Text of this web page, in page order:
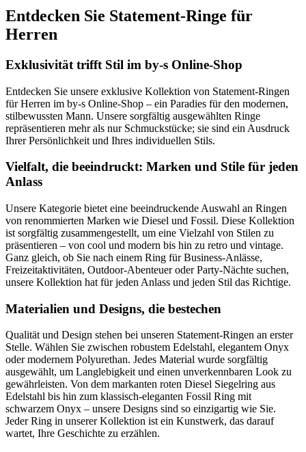
weist
mehrere
Die
Optionen
auf
der
Produktseite
gewählt
werden
Entdecken Sie Statement-Ringe für
Herren
Exklusivität trifft Stil im by-s Online-Shop
Entdecken Sie unsere exklusive Kollektion von Statement-Ringen
für Herren im by-s Online-Shop – ein Paradies für den modernen,
stilbewussten Mann. Unsere sorgfältig ausgewählten Ringe
repräsentieren mehr als nur Schmuckstücke; sie sind ein Ausdruck
Ihrer Persönlichkeit und Ihres individuellen Stils.
Vielfalt, die beeindruckt: Marken und Stile für jeden
Anlass
Unsere Kategorie bietet eine beeindruckende Auswahl an Ringen
von renommierten Marken wie Diesel und Fossil. Diese Kollektion
ist sorgfältig zusammengestellt, um eine Vielzahl von Stilen zu
präsentieren – von cool und modern bis hin zu retro und vintage.
Ganz gleich, ob Sie nach einem Ring für Business-Anlässe,
Freizeitaktivitäten, Outdoor-Abenteuer oder Party-Nächte suchen,
unsere Kollektion hat für jeden Anlass und jeden Stil das Richtige.
Materialien und Designs, die bestechen
Qualität und Design stehen bei unseren Statement-Ringen an erster
Stelle. Wählen Sie zwischen robustem Edelstahl, elegantem Onyx
oder modernem Polyurethan. Jedes Material wurde sorgfältig
ausgewählt, um Langlebigkeit und einen unverkennbaren Look zu
gewährleisten. Von dem markanten roten Diesel Siegelring aus
Edelstahl bis hin zum klassisch-eleganten Fossil Ring mit
schwarzem Onyx – unsere Designs sind so einzigartig wie Sie.
Jeder Ring in unserer Kollektion ist ein Kunstwerk, das darauf
wartet, Ihre Geschichte zu erzählen.